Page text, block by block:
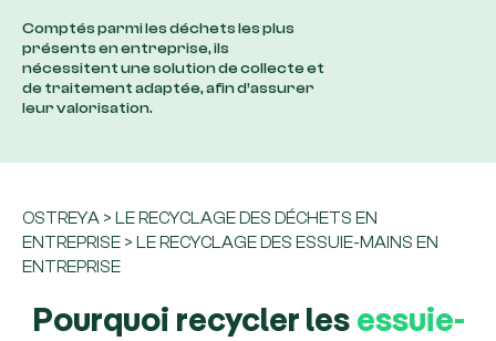
Comptés parmi les déchets les plus
présents en entreprise, ils
nécessitent une solution de collecte et
de traitement adaptée, afin d’assurer
leur valorisation.
OSTREYA > LE RECYCLAGE DES DÉCHETS EN
ENTREPRISE > LE RECYCLAGE DES ESSUIE-MAINS EN
ENTREPRISE
Pourquoi recycler les essuie-